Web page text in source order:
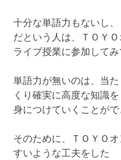
十分な単語力もないし
だという人は、ＴＯＹ
ライブ授業に参加してみ
単語力が無いのは、当
くり確実に高度な知識を
身につけていくことがで
そのために、ＴＯＹＯ
すいような工夫をした